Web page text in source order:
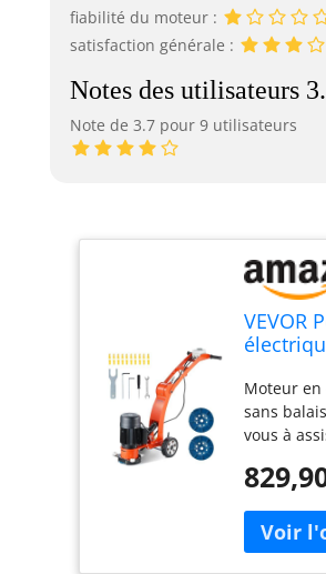
fiabilité du moteur :
satisfaction générale :
Notes des utilisateurs
Note de 3.7 pour 9 utilisateurs
VEVOR
W,
béton
de
180 mm,
1400 tr/
moteur
balais,
de
Moteur
sans
vous à
W
à polir à